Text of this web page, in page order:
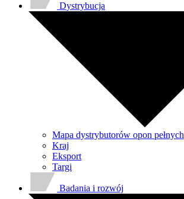
Dystrybucja
Mapa dystrybutorów opon pełnych
Kraj
Eksport
Targi
Badania i rozwój